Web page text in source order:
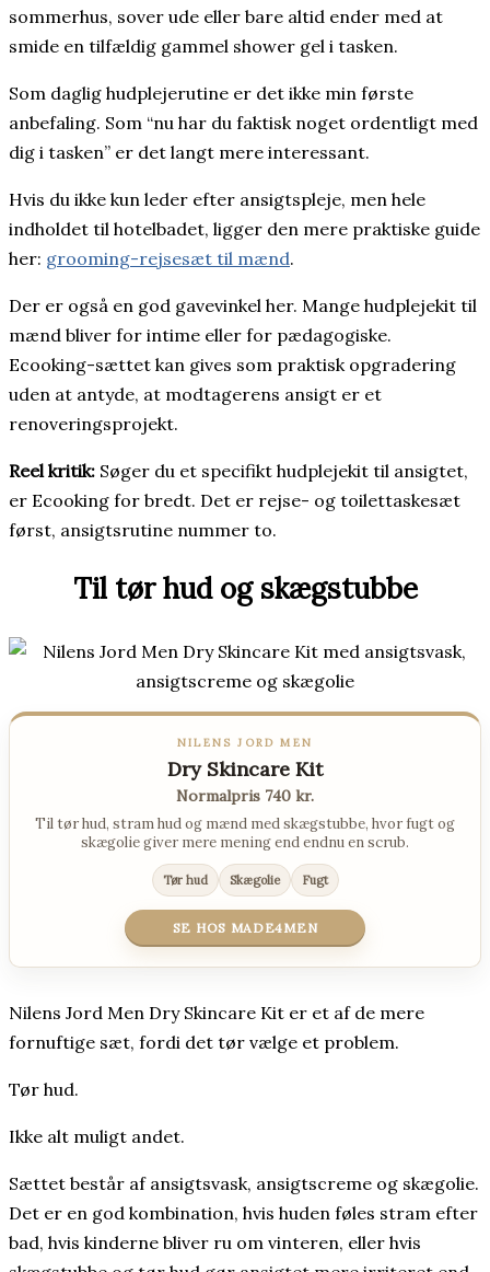
sommerhus, sover ude eller bare altid ender med at
smide en tilfældig gammel shower gel i tasken.
Som daglig hudplejerutine er det ikke min første
anbefaling. Som “nu har du faktisk noget ordentligt med
dig i tasken” er det langt mere interessant.
Hvis du ikke kun leder efter ansigtspleje, men hele
indholdet til hotelbadet, ligger den mere praktiske guide
her: grooming-rejsesæt til mænd.
Der er også en god gavevinkel her. Mange hudplejekit til
mænd bliver for intime eller for pædagogiske.
Ecooking-sættet kan gives som praktisk opgradering
uden at antyde, at modtagerens ansigt er et
renoveringsprojekt.
Reel kritik: Søger du et specifikt hudplejekit til ansigtet,
er Ecooking for bredt. Det er rejse- og toilettaskesæt
først, ansigtsrutine nummer to.
Til tør hud og skægstubbe
NILENS JORD MEN
Dry Skincare Kit
Normalpris 740 kr.
Til tør hud, stram hud og mænd med skægstubbe, hvor fugt og
skægolie giver mere mening end endnu en scrub.
Tør hud Skægolie Fugt
SE HOS MADE4MEN
Nilens Jord Men Dry Skincare Kit er et af de mere
fornuftige sæt, fordi det tør vælge et problem.
Tør hud.
Ikke alt muligt andet.
Sættet består af ansigtsvask, ansigtscreme og skægolie.
Det er en god kombination, hvis huden føles stram efter
bad, hvis kinderne bliver ru om vinteren, eller hvis